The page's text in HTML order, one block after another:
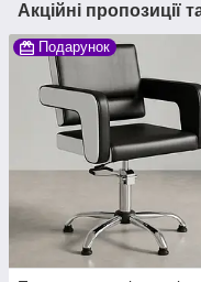
Акційні пропозиції
Подарунок